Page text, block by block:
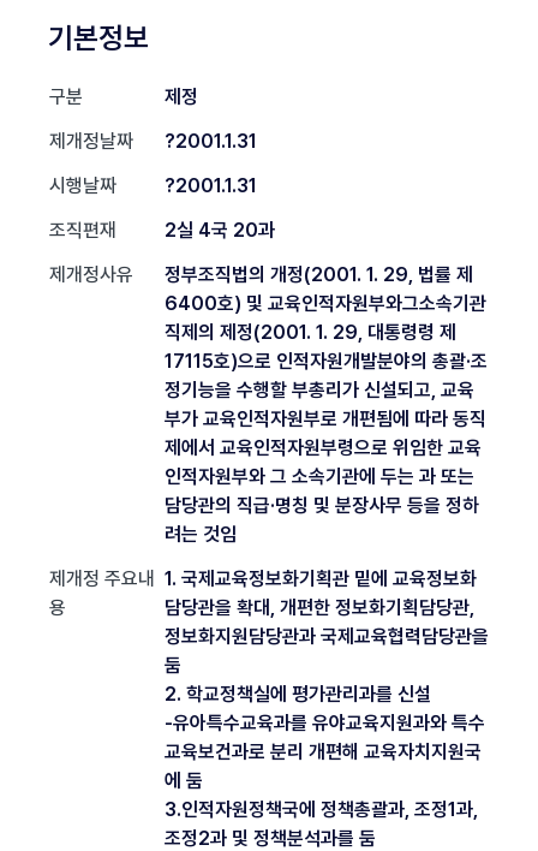
기본정보
구분
제정
제개정날짜
?2001.1.31
시행날짜
?2001.1.31
조직편재
2실 4국 20과
제개정사유
정부조직법의 개정(2001. 1. 29, 법률 제
6400호) 및 교육인적자원부와그소속기관
직제의 제정(2001. 1. 29, 대통령령 제
17115호)으로 인적자원개발분야의 총괄·조
정기능을 수행할 부총리가 신설되고, 교육
부가 교육인적자원부로 개편됨에 따라 동직
제에서 교육인적자원부령으로 위임한 교육
인적자원부와 그 소속기관에 두는 과 또는
담당관의 직급·명칭 및 분장사무 등을 정하
려는 것임
제개정 주요내
용
1. 국제교육정보화기획관 밑에 교육정보화
담당관을 확대, 개편한 정보화기획담당관,
정보화지원담당관과 국제교육협력담당관을
둠
2. 학교정책실에 평가관리과를 신설
-유아특수교육과를 유야교육지원과와 특수
교육보건과로 분리 개편해 교육자치지원국
에 둠
3.인적자원정책국에 정책총괄과, 조정1과,
조정2과 및 정책분석과를 둠